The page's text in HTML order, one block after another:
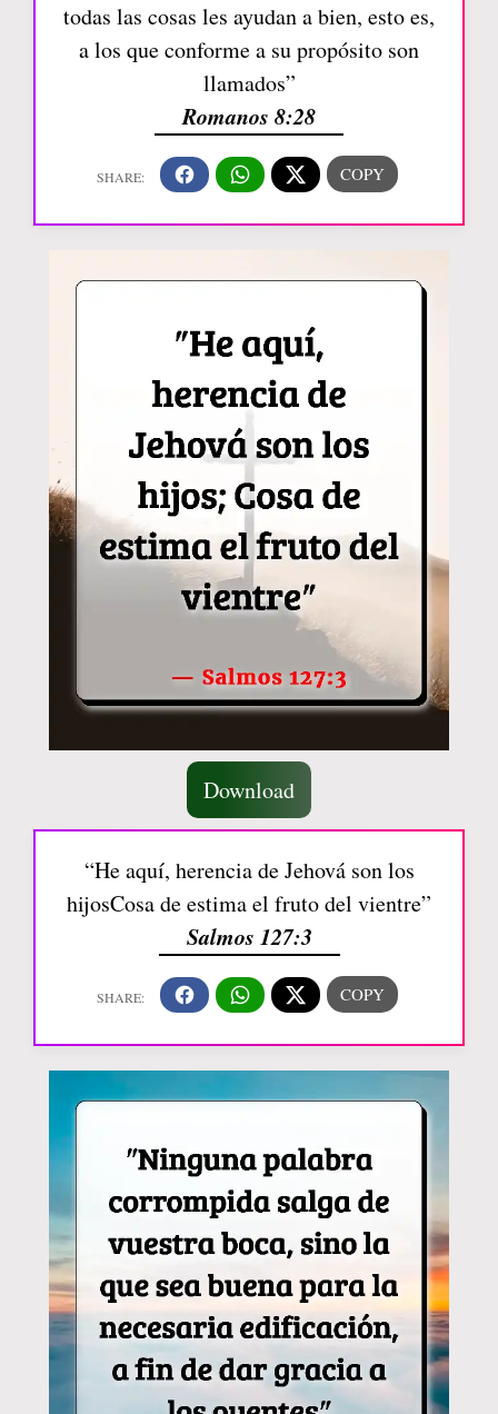
todas las cosas les ayudan a bien, esto es,
a los que conforme a su propósito son
llamados”
Romanos 8:28
Download
“He aquí, herencia de Jehová son los
hijosCosa de estima el fruto del vientre”
Salmos 127:3